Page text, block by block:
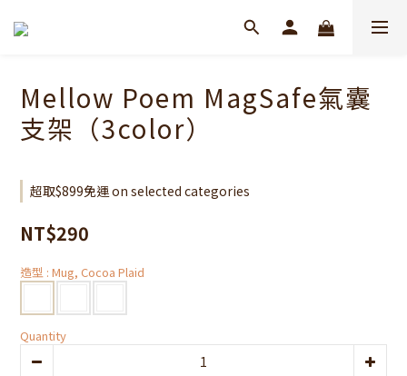
Mellow Poem MagSafe氣囊
支架（3color）
超取$899免運 on selected categories
NT$290
造型 : Mug, Cocoa Plaid
Quantity